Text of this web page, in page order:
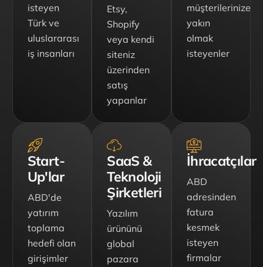
isteyen
Türk ve
uluslararası
iş insanları
Etsy,
Shopify
veya kendi
siteniz
üzerinden
satış
yapanlar
müşterilerinize
yakın
olmak
isteyenler
Start-
Up'lar
ABD'de
yatırım
toplama
hedefi olan
girişimler
SaaS &
Teknoloji
Şirketleri
Yazılım
ürününü
global
pazara
İhracatçılar
ABD
adresinden
fatura
kesmek
isteyen
firmalar